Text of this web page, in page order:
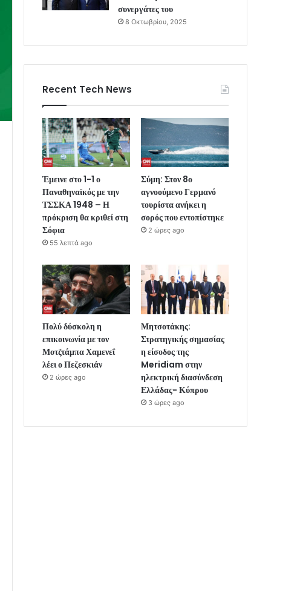
συνεργάτες του
8 Οκτωβρίου, 2025
Recent Tech News
Έμεινε στο 1-1 ο
Παναθηναϊκός με την
ΤΣΣΚΑ 1948 – Η
πρόκριση θα κριθεί στη
Σόφια
55 λεπτά ago
Σύμη: Στον 8ο
αγνοούμενο Γερμανό
τουρίστα ανήκει η
σορός που εντοπίστηκε
2 ώρες ago
Πολύ δύσκολη η
επικοινωνία με τον
Μοτζτάμπα Χαμενεΐ
λέει ο Πεζεσκιάν
2 ώρες ago
Μητσοτάκης:
Στρατηγικής σημασίας
η είσοδος της
Meridiam στην
ηλεκτρική διασύνδεση
Ελλάδας- Κύπρου
3 ώρες ago